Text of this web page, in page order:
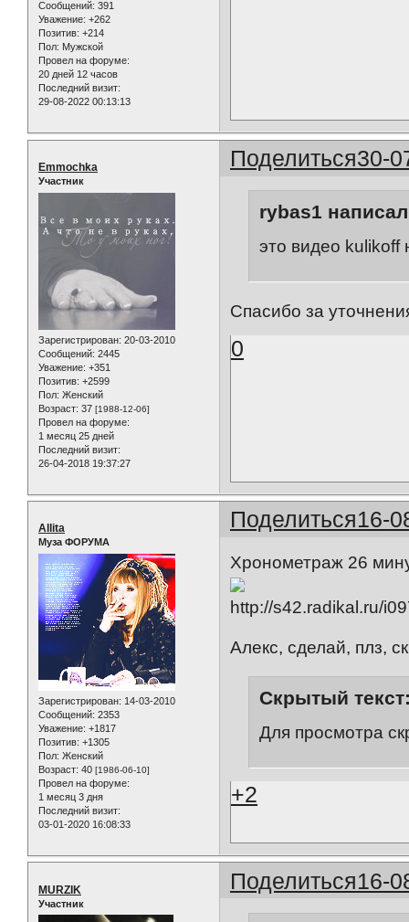
Сообщений: 391
Уважение: +262
Позитив: +214
Пол: Мужской
Провел на форуме:
20 дней 12 часов
Последний визит:
29-08-2022 00:13:13
Поделиться30-
Emmochka
Участник
Зарегистрирован: 20-03-2010
Сообщений: 2445
Уважение: +351
Позитив: +2599
Пол: Женский
Возраст: 37 [1988-12-06]
Провел на форуме:
1 месяц 25 дней
Последний визит:
26-04-2018 19:37:27
rybas1
это видео
Спасибо за
0
Поделиться16-
Allita
Муза ФОРУМА
Зарегистрирован: 14-03-2010
Сообщений: 2353
Уважение: +1817
Позитив: +1305
Пол: Женский
Возраст: 40 [1986-06-10]
Провел на форуме:
1 месяц 3 дня
Последний визит:
03-01-2020 16:08:33
Хронометраж 26
Алекс, сделай, плз,
Скрытый
Для просмотра
+2
Поделиться16-
MURZIK
Участник